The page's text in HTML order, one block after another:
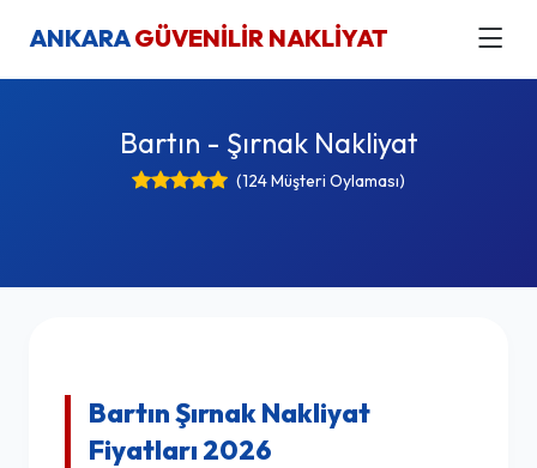
ANKARAGÜVENİLİR NAKLİYAT
Bartın - Şırnak Nakliyat
(124 Müşteri Oylaması)
Bartın Şırnak Nakliyat
Fiyatları 2026